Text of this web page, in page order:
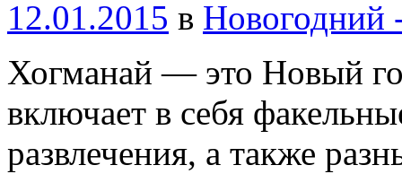
12.01.2015 в Новогодний
Хогманай — это Новый
включает в себя
развлечения, а также